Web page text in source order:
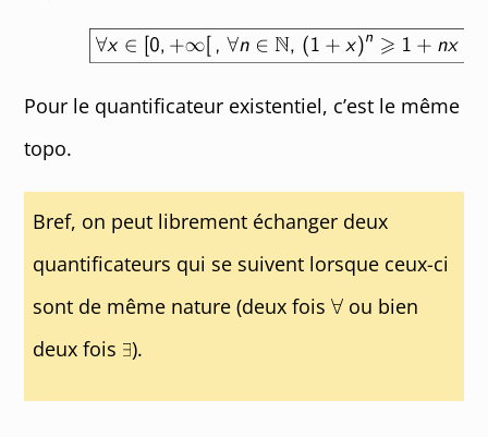
Pour le quantificateur existentiel, c’est le même
topo.
Bref, on peut librement échanger deux
quantificateurs qui se suivent lorsque ceux-ci
sont de même nature (deux fois
ou bien
deux fois
).